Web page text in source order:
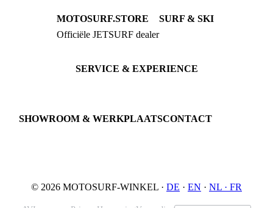
MOTOSURF.STORE
Officiële JETSURF dealer
SURF & SKI
JETSURF Boards
SERVICE & EXPERIENCE
SHOWROOM & WERKPLAATSCONTACT
© 2026 MOTOSURF-WINKEL · DE · EN · NL · FR